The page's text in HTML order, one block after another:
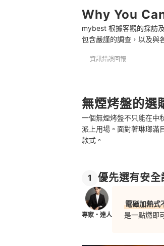
無煙烤盤 推薦排行榜
參考更多實用的料理烤盤
Why You
mybest 根據客觀的採訪
包含嚴謹的調查，以及與
資訊錯誤回報
無煙烤盤的選
一個無煙烤盤不只能在中
派上用場。面對著琳瑯滿
款式。
1 優先選有安
專家・達人
電磁加熱式
是一點燃即